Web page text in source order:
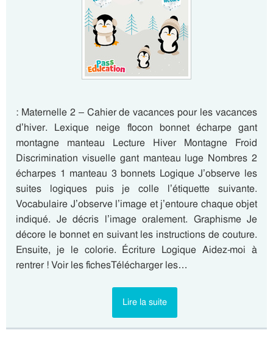
: Maternelle 2 – Cahier de vacances pour les vacances
d’hiver. Lexique neige flocon bonnet écharpe gant
montagne manteau Lecture Hiver Montagne Froid
Discrimination visuelle gant manteau luge Nombres 2
écharpes 1 manteau 3 bonnets Logique J’observe les
suites logiques puis je colle l’étiquette suivante.
Vocabulaire J’observe l’image et j’entoure chaque objet
indiqué. Je décris l’image oralement. Graphisme Je
décore le bonnet en suivant les instructions de couture.
Ensuite, je le colorie. Écriture Logique Aidez-moi à
rentrer ! Voir les fichesTélécharger les…
Lire la suite